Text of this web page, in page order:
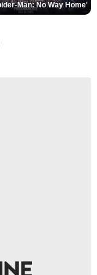
Man: No Way Home'